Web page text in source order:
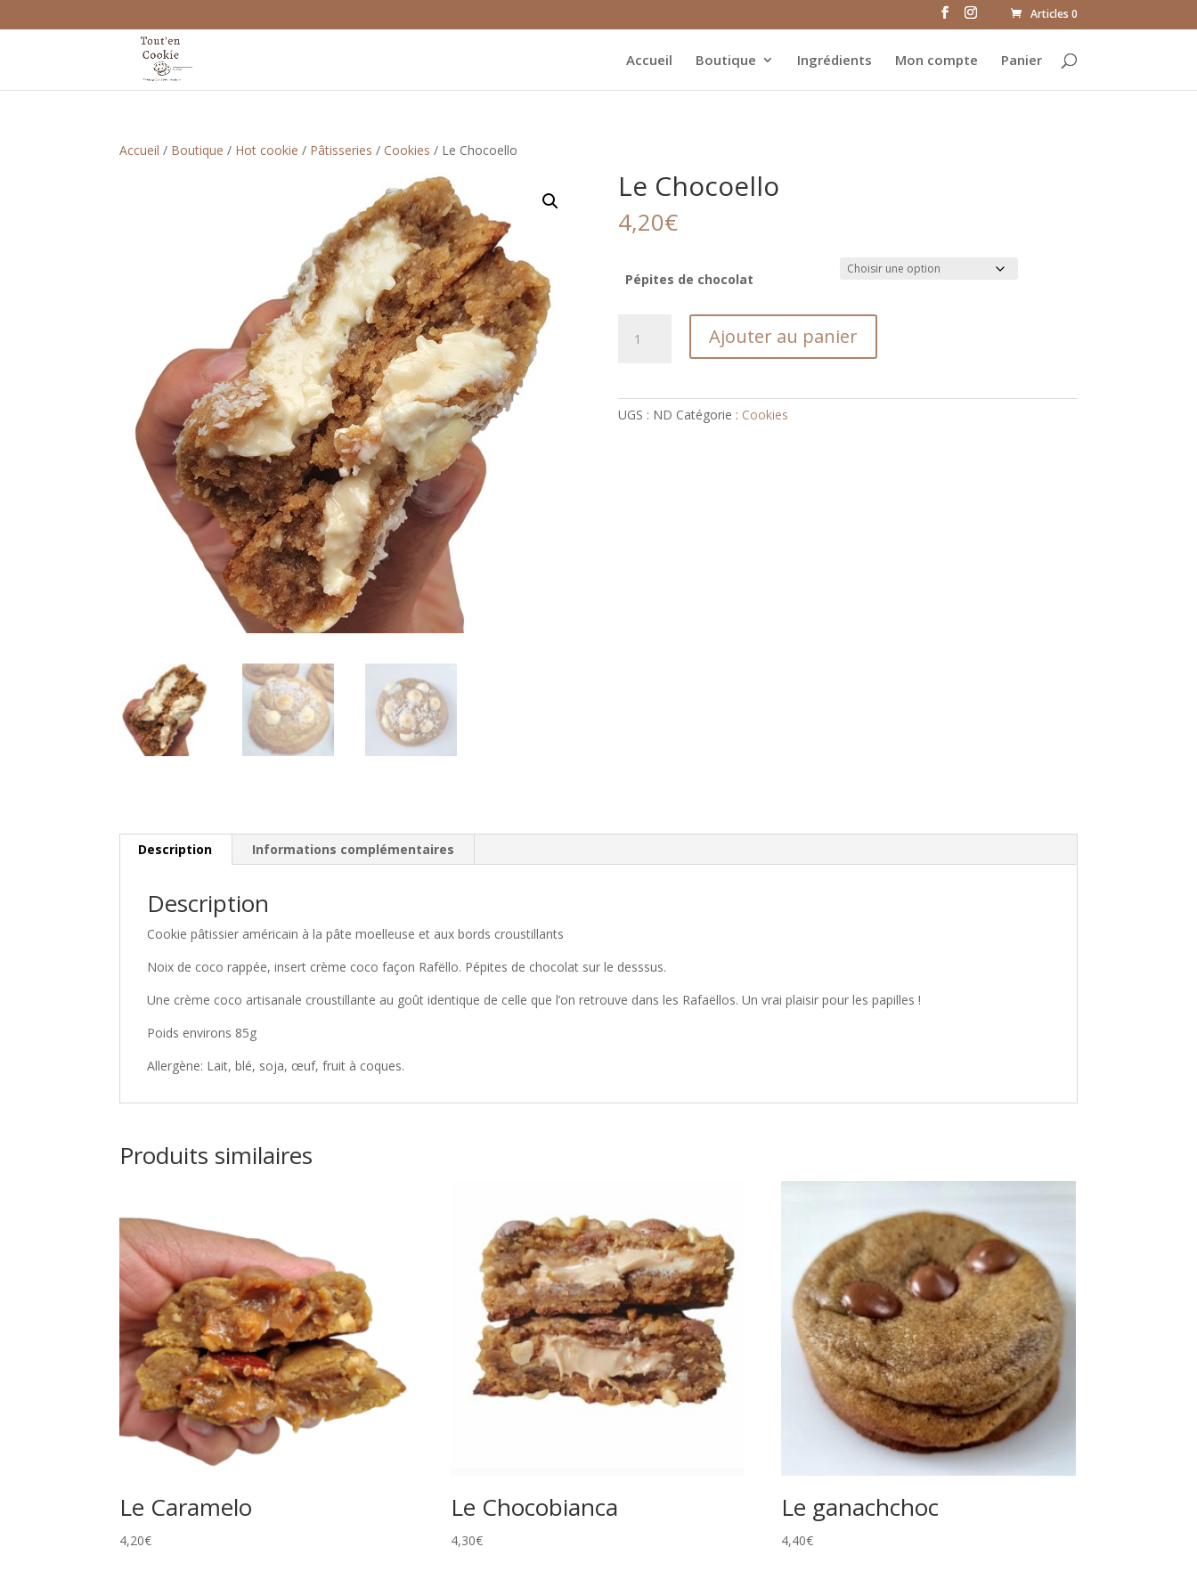
Articles 0
Accueil Boutique Ingrédients Mon compte Panier
Accueil / Boutique / Hot cookie / Pâtisseries /Cookies / Le Chocoello
Le Chocoello
4,20€
Pépites de chocolat
Ajouter au panier
UGS : ND Catégorie : Cookies
Description Informations complémentaires
Description
Cookie pâtissier américain à la pâte moelleuse et aux bords croustillants
Noix de coco rappée, insert crème coco façon Rafëllo. Pépites de chocolat sur le desssus.
Une crème coco artisanale croustillante au goût identique de celle que l’on retrouve dans les Rafaëllos. Un vrai plaisir pour les papilles !
Poids environs 85g
Allergène: Lait, blé, soja, œuf, fruit à coques.
Produits similaires
Le Caramelo
4,20€
Le Chocobianca
4,30€
Le ganachchoc
4,40€